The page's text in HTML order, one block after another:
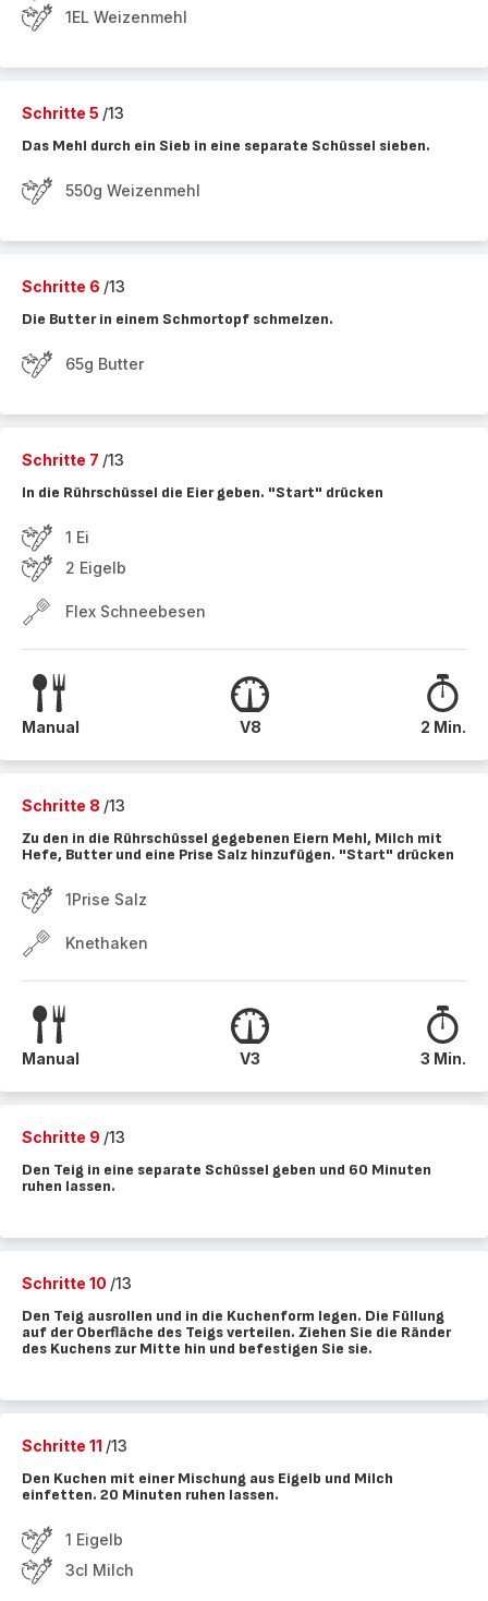
1EL Weizenmehl
Schritte 5 /13
Das Mehl durch ein Sieb in eine separate Schüssel sieben.
550g Weizenmehl
Schritte 6 /13
Die Butter in einem Schmortopf schmelzen.
65g Butter
Schritte 7 /13
In die Rührschüssel die Eier geben. "Start" drücken
1 Ei
2 Eigelb
Flex Schneebesen
Manual V8 2 Min.
Schritte 8 /13
Zu den in die Rührschüssel gegebenen Eiern Mehl, Milch mit
Hefe, Butter und eine Prise Salz hinzufügen. "Start" drücken
1Prise Salz
Knethaken
Manual V3 3 Min.
Schritte 9 /13
Den Teig in eine separate Schüssel geben und 60 Minuten
ruhen lassen.
Schritte 10 /13
Den Teig ausrollen und in die Kuchenform legen. Die Füllung
auf der Oberfläche des Teigs verteilen. Ziehen Sie die Ränder
des Kuchens zur Mitte hin und befestigen Sie sie.
Schritte 11 /13
Den Kuchen mit einer Mischung aus Eigelb und Milch
einfetten. 20 Minuten ruhen lassen.
1 Eigelb
3cl Milch